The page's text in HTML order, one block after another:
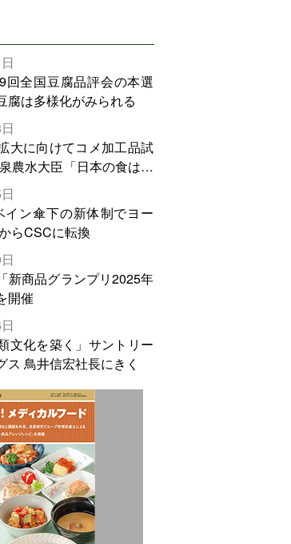
回全国豆腐品評会の本選
腐は多様化がみられる
大に向けてコメ加工品試
農水大臣「日本の食は世
れる。米増産に向けて、
大を」
イン傘下の新体制でヨー
らCSCに転換
新商品グランプリ2025年
開催
文化を築く」サントリー
ス 鳥井信宏社長にきく